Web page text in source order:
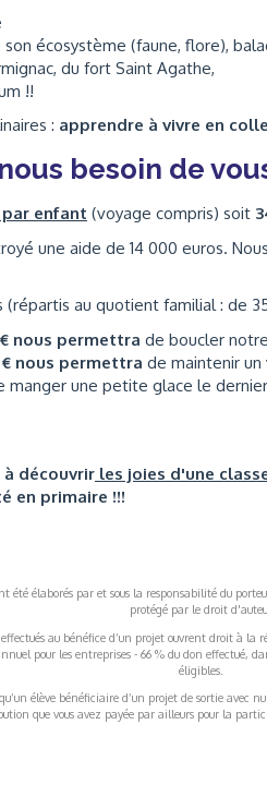
écosystème (faune, flore),
du fort Saint Agathe,
!!
: apprendre à vivre en
besoin de
enfant (voyage compris) soit
une aide de 14 000 euros.
(répartis au quotient familial : de
nous permettra de boucler
nous permettra de maintenir
manger une petite glace le
découvrir les joies d'une
en primaire !!!
été élaborés par et sous la responsabilité du
protégé par le droit
au bénéfice d’un projet ouvrent droit à la
pour les entreprises - 66 % du don effectué,
éligibles.
élève bénéficiaire d’un projet de sortie avec
que vous avez payée par ailleurs pour la